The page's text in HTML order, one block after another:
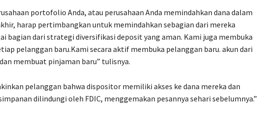
portofolio Anda, atau perusahaan Anda memindahkan dana dalam
harap pertimbangkan untuk memindahkan sebagian dari mereka
bagian dari strategi diversifikasi deposit yang aman. Kami juga membuka
pelanggan baru.Kami secara aktif membuka pelanggan baru. akun dari
membuat pinjaman baru” tulisnya.
pelanggan bahwa dispositor memiliki akses ke dana mereka dan
dilindungi oleh FDIC, menggemakan pesannya sehari sebelumnya.”